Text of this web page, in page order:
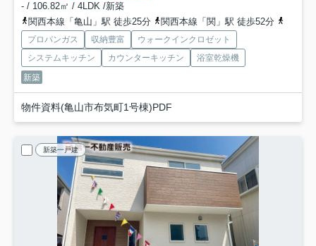
- / 106.82㎡ / 4LDK /新築
関西本線「亀山」駅 徒歩25分
関西本線「関」駅 徒歩52分
プロパンガス 収納豊富
ウォークインクロゼット
システムキッチン
カウンターキッチン
浴室乾燥機
新築
物件資料(亀山市布気町1号棟)PDF
新築一戸建